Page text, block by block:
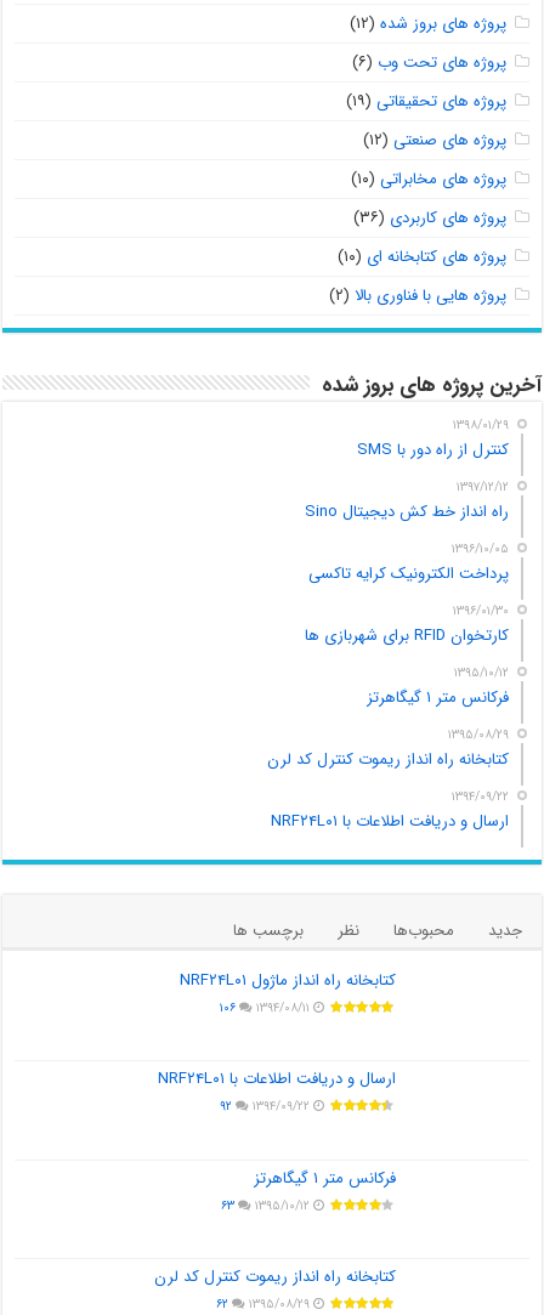
پروژه های بروز شده (۱۲)
پروژه های تحت وب (۶)
پروژه های تحقیقاتی (۱۹)
پروژه های صنعتی (۱۲)
پروژه های مخابراتی (۱۰)
پروژه های کاربردی (۳۶)
پروژه های کتابخانه ای (۱۰)
پروژه هایی با فناوری بالا (۲)
آخرین پروژه های بروز شده
۱۳۹۸/۰۱/۲۹
کنترل از راه دور با SMS
۱۳۹۷/۱۲/۱۲
راه انداز خط کش دیجیتال Sino
۱۳۹۶/۱۰/۰۵
پرداخت الکترونیک کرایه تاکسی
۱۳۹۶/۰۱/۳۰
کارتخوان RFID برای شهربازی ها
۱۳۹۵/۱۰/۱۲
فرکانس متر ۱ گیگاهرتز
۱۳۹۵/۰۸/۲۹
کتابخانه راه انداز ریموت کنترل کد لرن
۱۳۹۴/۰۹/۲۲
ارسال و دریافت اطلاعات با NRF۲۴L۰۱
جدید محبوب‌ها نظر
برچسب ها
کتابخانه راه انداز ماژول NRF۲۴L۰۱
۱۳۹۴/۰۸/۱۱ ۱۰۶
ارسال و دریافت اطلاعات با NRF۲۴L۰۱
۱۳۹۴/۰۹/۲۲ ۹۲
فرکانس متر ۱ گیگاهرتز
۱۳۹۵/۱۰/۱۲ ۶۳
کتابخانه راه انداز ریموت کنترل کد لرن
۱۳۹۵/۰۸/۲۹ ۶۲